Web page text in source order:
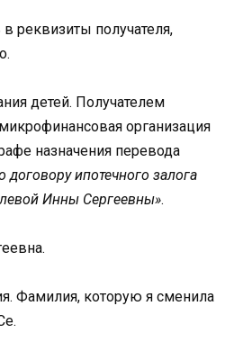
реквизиты получателя,
детей. Получателем
организация
назначения перевода
договору ипотечного залога
Инны Сергеевны».
Фамилия, которую я сменила